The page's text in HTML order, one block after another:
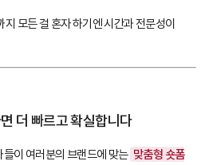
모든 걸 혼자 하기엔 시간과 전문성이
더 빠르고 확실합니다
이 여러분의 브랜드에 맞는 맞춤형 숏폼